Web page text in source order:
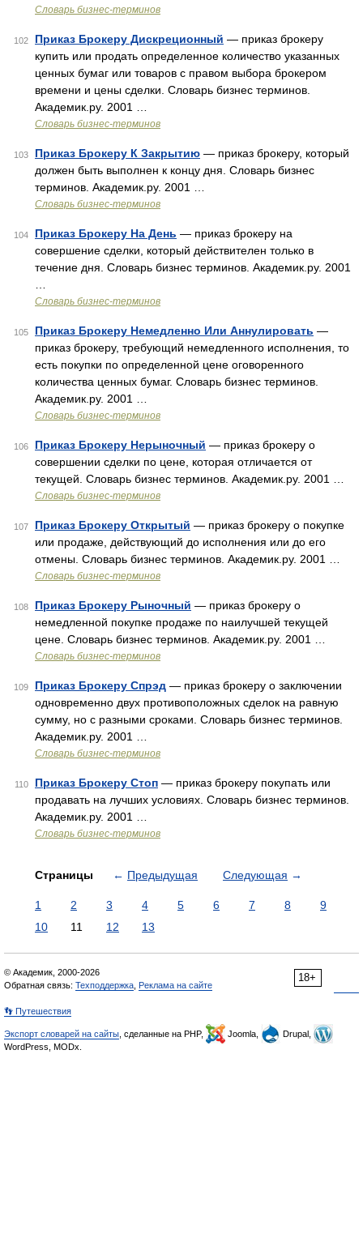
Словарь бизнес-терминов
102 Приказ Брокеру Дискреционный — приказ брокеру
купить или продать определенное количество указанных
ценных бумаг или товаров с правом выбора брокером
времени и цены сделки. Словарь бизнес терминов.
Академик.ру. 2001 …
Словарь бизнес-терминов
103 Приказ Брокеру К Закрытию — приказ брокеру, который
должен быть выполнен к концу дня. Словарь бизнес
терминов. Академик.ру. 2001 …
Словарь бизнес-терминов
104 Приказ Брокеру На День — приказ брокеру на
совершение сделки, который действителен только в
течение дня. Словарь бизнес терминов. Академик.ру. 2001
Словарь бизнес-терминов
105 Приказ Брокеру Немедленно Или Аннулировать —
приказ брокеру, требующий немедленного исполнения, то
есть покупки по определенной цене оговоренного
количества ценных бумаг. Словарь бизнес терминов.
Академик.ру. 2001 …
Словарь бизнес-терминов
106 Приказ Брокеру Нерыночный — приказ брокеру о
совершении сделки по цене, которая отличается от
текущей. Словарь бизнес терминов. Академик.ру. 2001 …
Словарь бизнес-терминов
107 Приказ Брокеру Открытый — приказ брокеру о покупке
или продаже, действующий до исполнения или до его
отмены. Словарь бизнес терминов. Академик.ру. 2001 …
Словарь бизнес-терминов
108 Приказ Брокеру Рыночный — приказ брокеру о
немедленной покупке продаже по наилучшей текущей
цене. Словарь бизнес терминов. Академик.ру. 2001 …
Словарь бизнес-терминов
109 Приказ Брокеру Спрэд — приказ брокеру о заключении
одновременно двух противоположных сделок на равную
сумму, но с разными сроками. Словарь бизнес терминов.
Академик.ру. 2001 …
Словарь бизнес-терминов
110 Приказ Брокеру Стоп — приказ брокеру покупать или
продавать на лучших условиях. Словарь бизнес терминов.
Академик.ру. 2001 …
Словарь бизнес-терминов
Страницы ← Предыдущая Следующая →
1 2 3 4 5 6 7 8
9
10
11 12 13
18+
© Академик, 2000-2026
Обратная связь: Техподдержка Реклама на сайте
👣 Путешествия
Экспорт словарей на сайты , сделанные на PHP, Joomla,
Drupal,
WordPress, MODx.